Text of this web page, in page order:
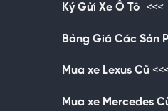
Ký Gửi Xe Ô Tô <<<
Bảng Giá Các Sản
Mua xe Lexus Cũ
Mua xe Mercedes